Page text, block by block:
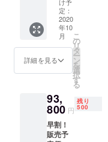
￥88,80
0 完成
した本
体×1 充
電
器
×1 送
料/税込
定：
2020
年10
月
詳細を見る
こ
の
リ
タ
ー
ン
を
選
択
す
る
93,
800 円
残り
500
早割！
販売予